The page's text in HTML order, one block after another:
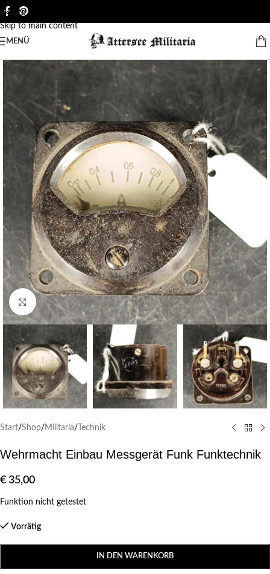
Skip to navigation
Skip to main content
MENÜ
Klick zum Vergrößern
Start/Shop/ Militaria/ Technik
Wehrmacht Einbau Messgerät Funk Funktechnik
€ 35,00
Funktion nicht getestet
Vorrätig
IN DEN WARENKORB